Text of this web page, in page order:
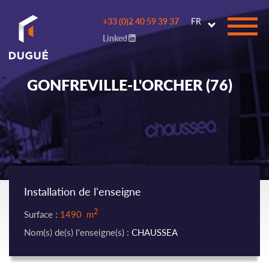
Go to
main
content
FR
+33 (0)2 40 59 39 37
Linked
GONFREVILLE-L'ORCHER (76)
Installation de l'enseigne
Surface : 1490 m2
Nom(s) de(s) l'enseigne(s) : CHAUSSEA